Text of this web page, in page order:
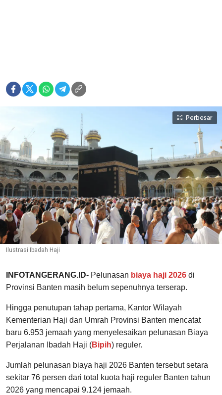
Perbesar
Ilustrasi Ibadah Haji
INFOTANGERANG.ID- Pelunasan biaya haji 2026 di
Provinsi Banten masih belum sepenuhnya terserap.
Hingga penutupan tahap pertama, Kantor Wilayah
Kementerian Haji dan Umrah Provinsi Banten mencatat
baru 6.953 jemaah yang menyelesaikan pelunasan Biaya
Perjalanan Ibadah Haji (Bipih) reguler.
Jumlah pelunasan biaya haji 2026 Banten tersebut setara
sekitar 76 persen dari total kuota haji reguler Banten tahun
2026 yang mencapai 9.124 jemaah.